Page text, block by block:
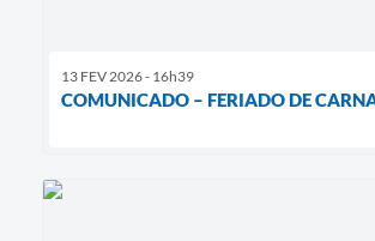
13 FEV 2026 - 16h39
COMUNICADO – FERIADO DE